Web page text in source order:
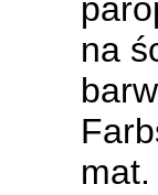
na
mat.